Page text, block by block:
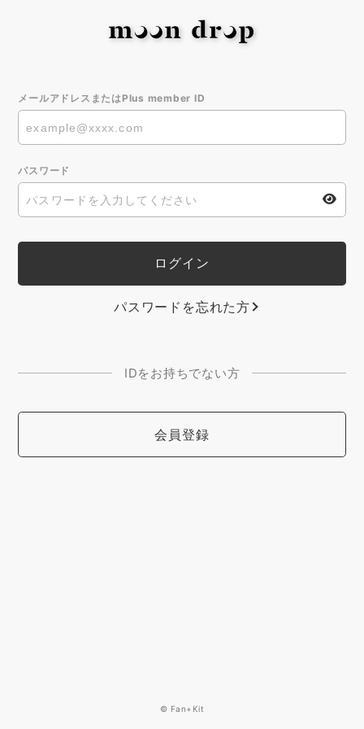
メールアドレスまたはPlus member ID
パスワード
パスワードを忘れた方
IDをお持ちでない方
会員登録
© Fan+Kit